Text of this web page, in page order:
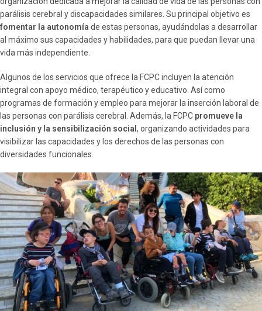
parálisis cerebral y discapacidades similares. Su principal objetivo es
fomentar la autonomíade estas personas, ayudándolas a desarrollar
al máximo sus capacidades y habilidades, para que puedan llevar una
vida más independiente.
Algunos de los servicios que ofrece la FCPC incluyen la atención
integral con apoyo médico, terapéutico y educativo. Así como
programas de formación y empleo para mejorar la inserción laboral de
las personas con parálisis cerebral. Además, la FCPC promueve la
inclusión y la sensibilización social , organizando actividades para
visibilizar las capacidades y los derechos de las personas con
diversidades funcionales.